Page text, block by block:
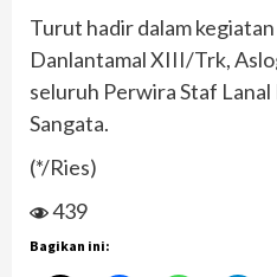
Turut hadir dalam
Danlantamal XIII/Trk,
seluruh Perwira Staf Lanal
Sangata.
(*/Ries)
439
Bagikan ini: